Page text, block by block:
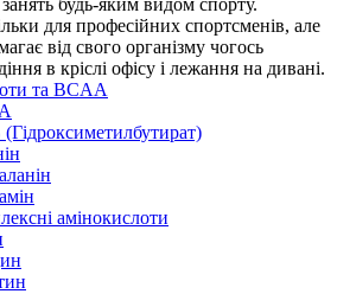
для професійних спортсменів, але
від свого організму чогось
в кріслі офісу і лежання на дивані.
та BCAA
амінокислоти